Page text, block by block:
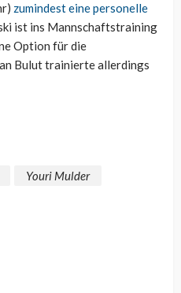
zumindest eine personelle
ist ins Mannschaftstraining
Option für die
Bulut trainierte allerdings
Youri Mulder